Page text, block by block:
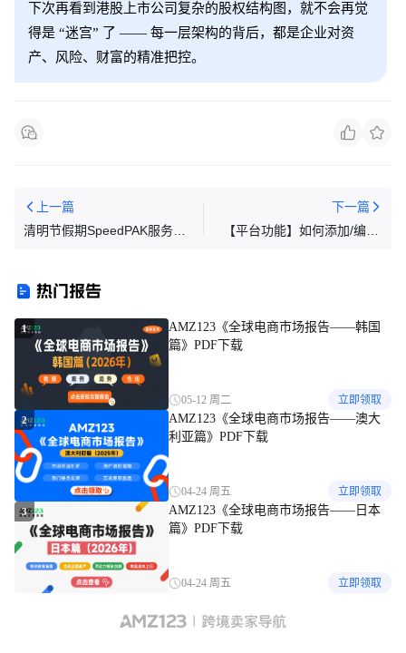
下次再看到港股上市公司复杂的股权结构图，就不会再觉
得是 “迷宫” 了 —— 每一层架构的背后，都是企业对资
产、风险、财富的精准把控。
上一篇
清明节假期SpeedPAK服务时
下一篇
【平台功能】如何添加/编辑/
热门报告
1
AMZ123《全球电商市场报告——韩国
篇》PDF下载
05-12 周二 立即领取
2
AMZ123《全球电商市场报告——澳大
利亚篇》PDF下载
04-24 周五 立即领取
3
AMZ123《全球电商市场报告——日本
篇》PDF下载
04-24 周五 立即领取